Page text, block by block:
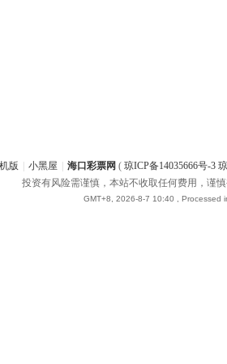
版 小黑屋 海口彩票网 ( 琼ICP备14035666号-3
投资有风险需谨慎，本站不收取任何费用，谨
GMT+8, 2026-8-7 10:40 , Processed